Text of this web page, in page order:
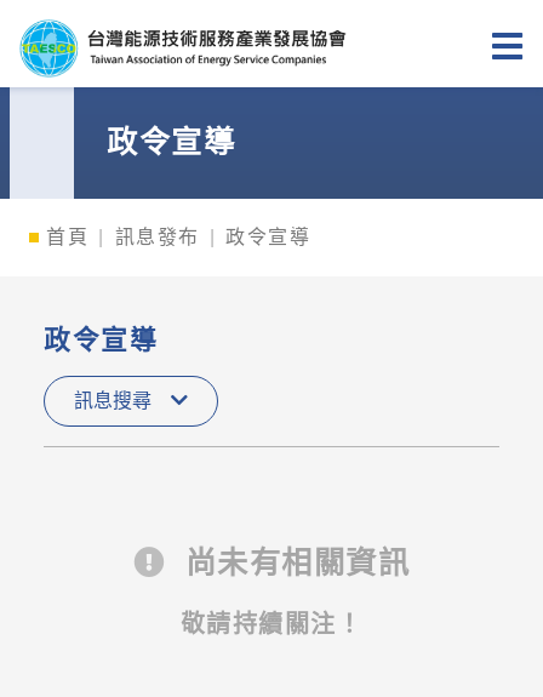
台灣能源技術服務產業發展協
政令宣導
首頁 訊息發布 政令宣導
政令宣導
訊息搜尋
尚未有相關資訊
敬請持續關注！